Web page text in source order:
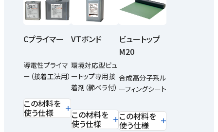
Cプライマー
導電性プライマ
ー（接着工法用）
この材料を
使う仕様
VTボンド
環境対応型ビュ
ートップ専用接
着剤（櫛ベラ付）
この材料を
使う仕様
ビュートップ
M20
合成高分子系ル
ーフィングシート
この材料を
使う仕様